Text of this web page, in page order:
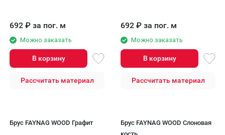
692 ₽ за пог. м
Можно заказать
В корзину
Рассчитать материал
692 ₽ за пог. м
Можно заказать
В корзину
Рассчитать материал
Брус FAYNAG WOOD Графит
Брус FAYNAG WOOD Слоновая